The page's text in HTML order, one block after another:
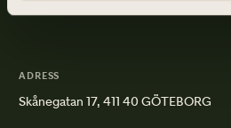
ADRESS
Skånegatan 17, 411 40 GÖTEBORG